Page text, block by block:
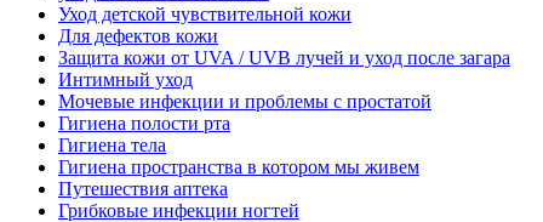
Уход детской чувствительной кожи
Для дефектов кожи
Защита кожи от UVA / UVB лучей и уход после загара
Интимный уход
Мочевые инфекции и проблемы с простатой
Гигиена полости рта
Гигиена тела
Гигиена пространства в котором мы живем
Путешествия аптека
Грибковые инфекции ногтей